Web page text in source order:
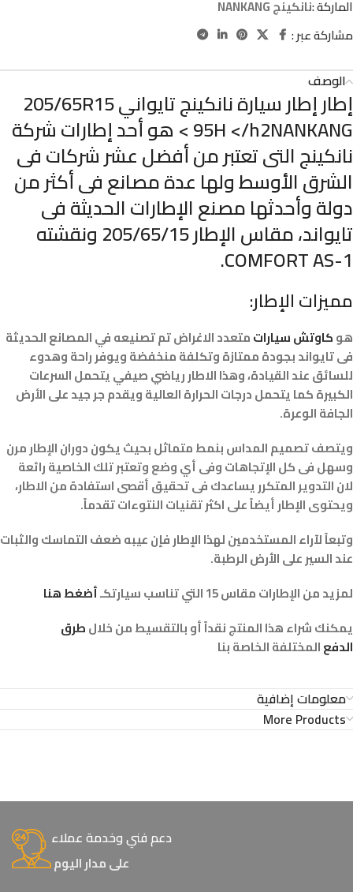
الماركة :نانكينج NANKANG
مشاركة عبر :
الوصف
إطار إطار سيارة نانكينج تايواني 205/65R15
95H </h2NANKANG > هو أحد إطارات شركة
نانكينج التى تعتبر من أفضل عشر شركات فى
الشرق الأوسط ولها عدة مصانع فى أكثر من
دولة وأحدثها مصنع الإطارات الحديثة فى
تايواند، مقاس الإطار 205/65/15 ونقشته
COMFORT AS-1.
مميزات الإطار:
هوكاوتش سياراتمتعدد الاغراض تم تصنيعه في المصانع الحديثة
فى تايواند بجودة ممتازة وتكلفة منخفضة ويوفر راحة وهدوء
للسائق عند القيادة، وهذا الاطار رياضي صيفي يتحمل السرعات
الكبيرة كما يتحمل درجات الحرارة العالية ويقدم جر جيد على الأرض
الجافة الوعرة.
ويتصف تصميم المداس بنمط متماثل بحيث يكون دوران الإطار مرن
وسهل فى كل الإتجاهات وفى أي وضع وتعتبر تلك الخاصية رائعة
لان التدوير المتكرر يساعدك فى تحقيق أقصى استفادة من الاطار،
ويحتوى الإطار أيضاً على اكثر تقنيات النتوءات تقدماً.
وتبعاً لآراء المستخدمين لهذا الإطار فإن عيبه ضعف التماسك والثبات
عند السير على الأرض الرطبة.
لمزيد من الإطارات مقاس 15 التي تناسب سيارتكـ
أضغط هنا
يمكنك شراء هذا المنتج نقداً أو بالتقسيط من خلالطرق
الدفعالمختلفة الخاصة بنا
معلومات إضافية
More Products
دعم فني وخدمة عملاء
على مدار اليوم